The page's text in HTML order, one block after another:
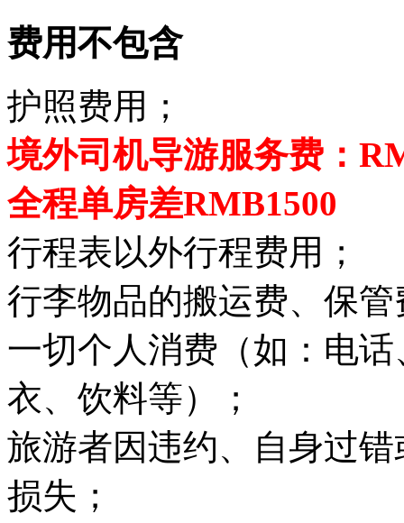
费用不包含
护照费用；
境外司机导游服务费：
全程单房差RMB1500
行程表以外行程费用；
行李物品的搬运费、保
一切个人消费（如：电
衣、饮料等）；
旅游者因违约、自身过
损失；